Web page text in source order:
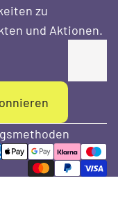
zu
und Aktionen.